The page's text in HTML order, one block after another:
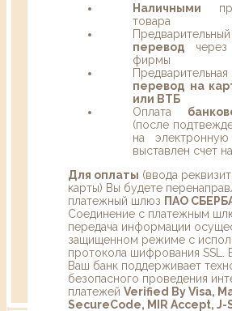
Наличными
товара
перевод
фирмы
перевод на
или ВТБ
Оплата
(после
на
выставлен счет
Для оплаты (ввода
карты) Вы будете
платежный шлюз ПАО
Соединение с платежным
передача информации
защищенном режиме с
протокола шифрования SSL.
Ваш банк поддерживает
безопасного проведения
платежей Verified By Visa,
SecureCode, MIR Accept, J-